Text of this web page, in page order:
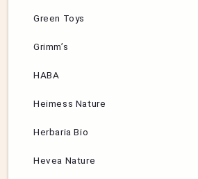
Green Toys
Grimm’s
HABA
Heimess Nature
Herbaria Bio
Hevea Nature